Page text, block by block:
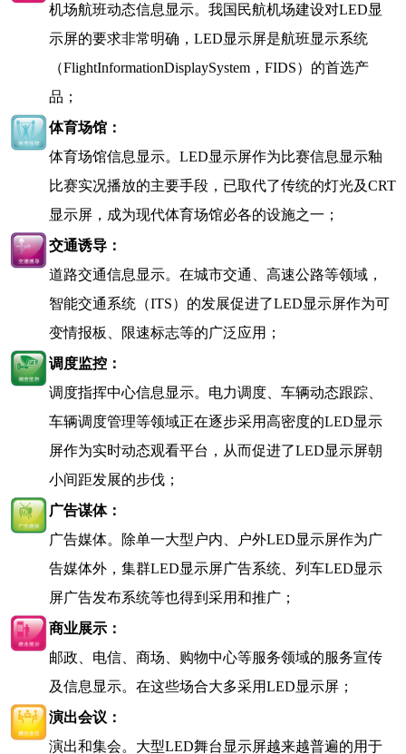
机场航班动态信息显示。我国民航机场建设对LED显
示屏的要求非常明确， LED显示屏是航班显示系统
（FlightInformationDisplaySystem ， FIDS）的首选产
品；
体育场馆：
体育场馆信息显示。 LED显示屏作为比赛信息显示釉
比赛实况播放的主要手段，已取代了传统的灯光及CRT
显示屏，成为现代体育场馆必各的设施之一；
交通诱导：
道路交通信息显示。在城市交通、高速公路等领域，
智能交通系统（ITS）的发展促进了LED显示屏作为可
变情报板、限速标志等的广泛应用；
调度监控：
调度指挥中心信息显示。电力调度、车辆动态跟踪、
车辆调度管理等领域正在逐步采用高密度的LED显示
屏作为实时动态观看平台，从而促进了LED显示屏朝
小间距发展的步伐；
广告谋体：
广告媒体。除单一大型户内、户外LED显示屏作为广
告媒体外，集群LED显示屏广告系统、列车LED显示
屏广告发布系统等也得到采用和推广；
商业展示：
邮政、电信、商场、购物中心等服务领域的服务宣传
及信息显示。在这些场合大多采用LED显示屏；
演出会议：
演出和集会。大型LED舞台显示屏越来越普遍的用于